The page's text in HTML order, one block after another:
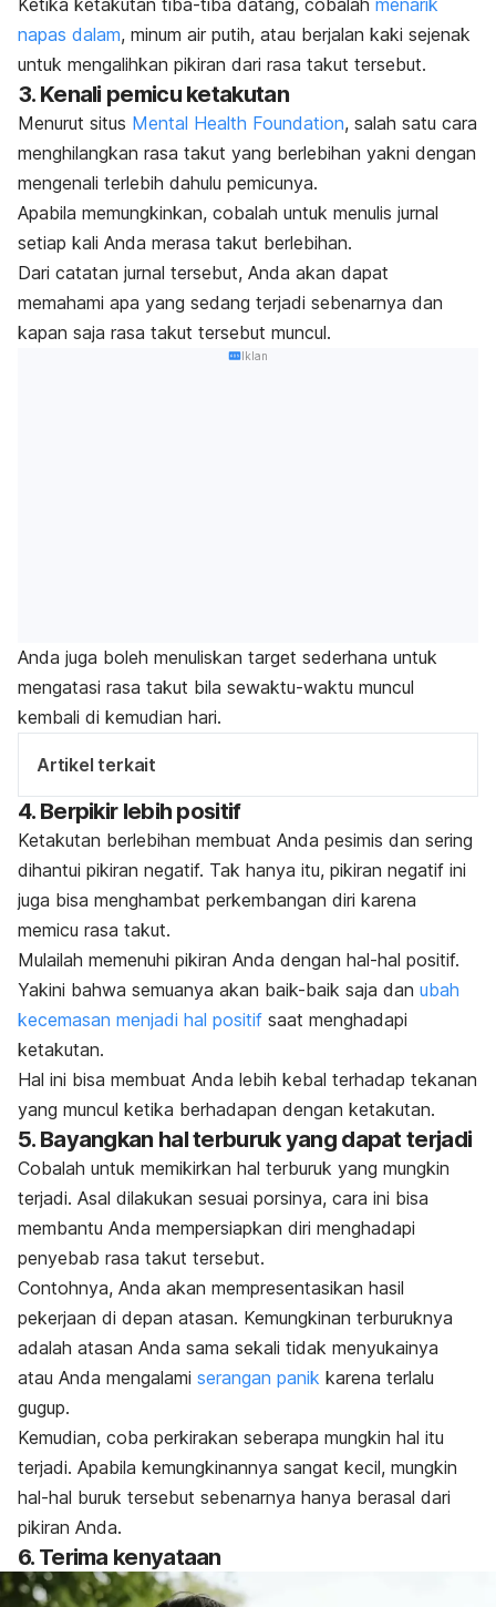
Ketika ketakutan tiba-tiba datang, cobalah menarik
napas dalam, minum air putih, atau berjalan kaki sejenak
untuk mengalihkan pikiran dari rasa takut tersebut.
3. Kenali pemicu ketakutan
Menurut situs Mental Health Foundation, salah satu cara
menghilangkan rasa takut yang berlebihan yakni dengan
mengenali terlebih dahulu pemicunya.
Apabila memungkinkan, cobalah untuk menulis jurnal
setiap kali Anda merasa takut berlebihan.
Dari catatan jurnal tersebut, Anda akan dapat
memahami apa yang sedang terjadi sebenarnya dan
kapan saja rasa takut tersebut muncul.
Iklan
Anda juga boleh menuliskan target sederhana untuk
mengatasi rasa takut bila sewaktu-waktu muncul
kembali di kemudian hari.
Artikel terkait
4. Berpikir lebih positif
Ketakutan berlebihan membuat Anda pesimis dan sering
dihantui pikiran negatif. Tak hanya itu, pikiran negatif ini
juga bisa menghambat perkembangan diri karena
memicu rasa takut.
Mulailah memenuhi pikiran Anda dengan hal-hal positif.
Yakini bahwa semuanya akan baik-baik saja dan ubah
kecemasan menjadi hal positif saat menghadapi
ketakutan.
Hal ini bisa membuat Anda lebih kebal terhadap tekanan
yang muncul ketika berhadapan dengan ketakutan.
5. Bayangkan hal terburuk yang dapat terjadi
Cobalah untuk memikirkan hal terburuk yang mungkin
terjadi. Asal dilakukan sesuai porsinya, cara ini bisa
membantu Anda mempersiapkan diri menghadapi
penyebab rasa takut tersebut.
Contohnya, Anda akan mempresentasikan hasil
pekerjaan di depan atasan. Kemungkinan terburuknya
adalah atasan Anda sama sekali tidak menyukainya
atau Anda mengalami serangan panik karena terlalu
gugup.
Kemudian, coba perkirakan seberapa mungkin hal itu
terjadi. Apabila kemungkinannya sangat kecil, mungkin
hal-hal buruk tersebut sebenarnya hanya berasal dari
pikiran Anda.
6. Terima kenyataan